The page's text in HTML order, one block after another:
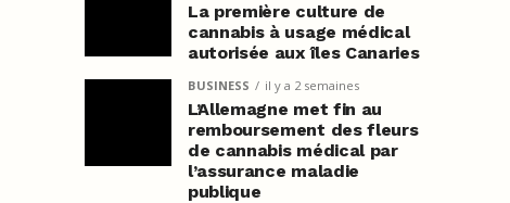
La première culture de
cannabis à usage médical
autorisée aux îles Canaries
BUSINESS il y a 2 semaines
L’Allemagne met fin au
remboursement des fleurs
de cannabis médical par
l’assurance maladie
publique